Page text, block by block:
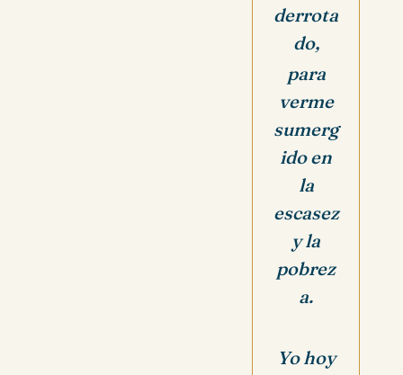
derrota
do,
para
verme
sumerg
ido en
la
escasez
y la
pobrez
a.
Yo hoy